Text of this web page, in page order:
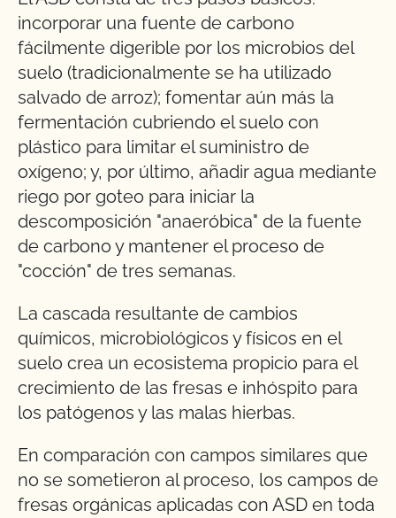
incorporar una fuente de carbono
fácilmente digerible por los microbios del
suelo (tradicionalmente se ha utilizado
salvado de arroz); fomentar aún más la
fermentación cubriendo el suelo con
plástico para limitar el suministro de
oxígeno; y, por último, añadir agua mediante
riego por goteo para iniciar la
descomposición "anaeróbica" de la fuente
de carbono y mantener el proceso de
"cocción" de tres semanas.
La cascada resultante de cambios
químicos, microbiológicos y físicos en el
suelo crea un ecosistema propicio para el
crecimiento de las fresas e inhóspito para
los patógenos y las malas hierbas.
En comparación con campos similares que
no se sometieron al proceso, los campos de
fresas orgánicas aplicadas con ASD en toda